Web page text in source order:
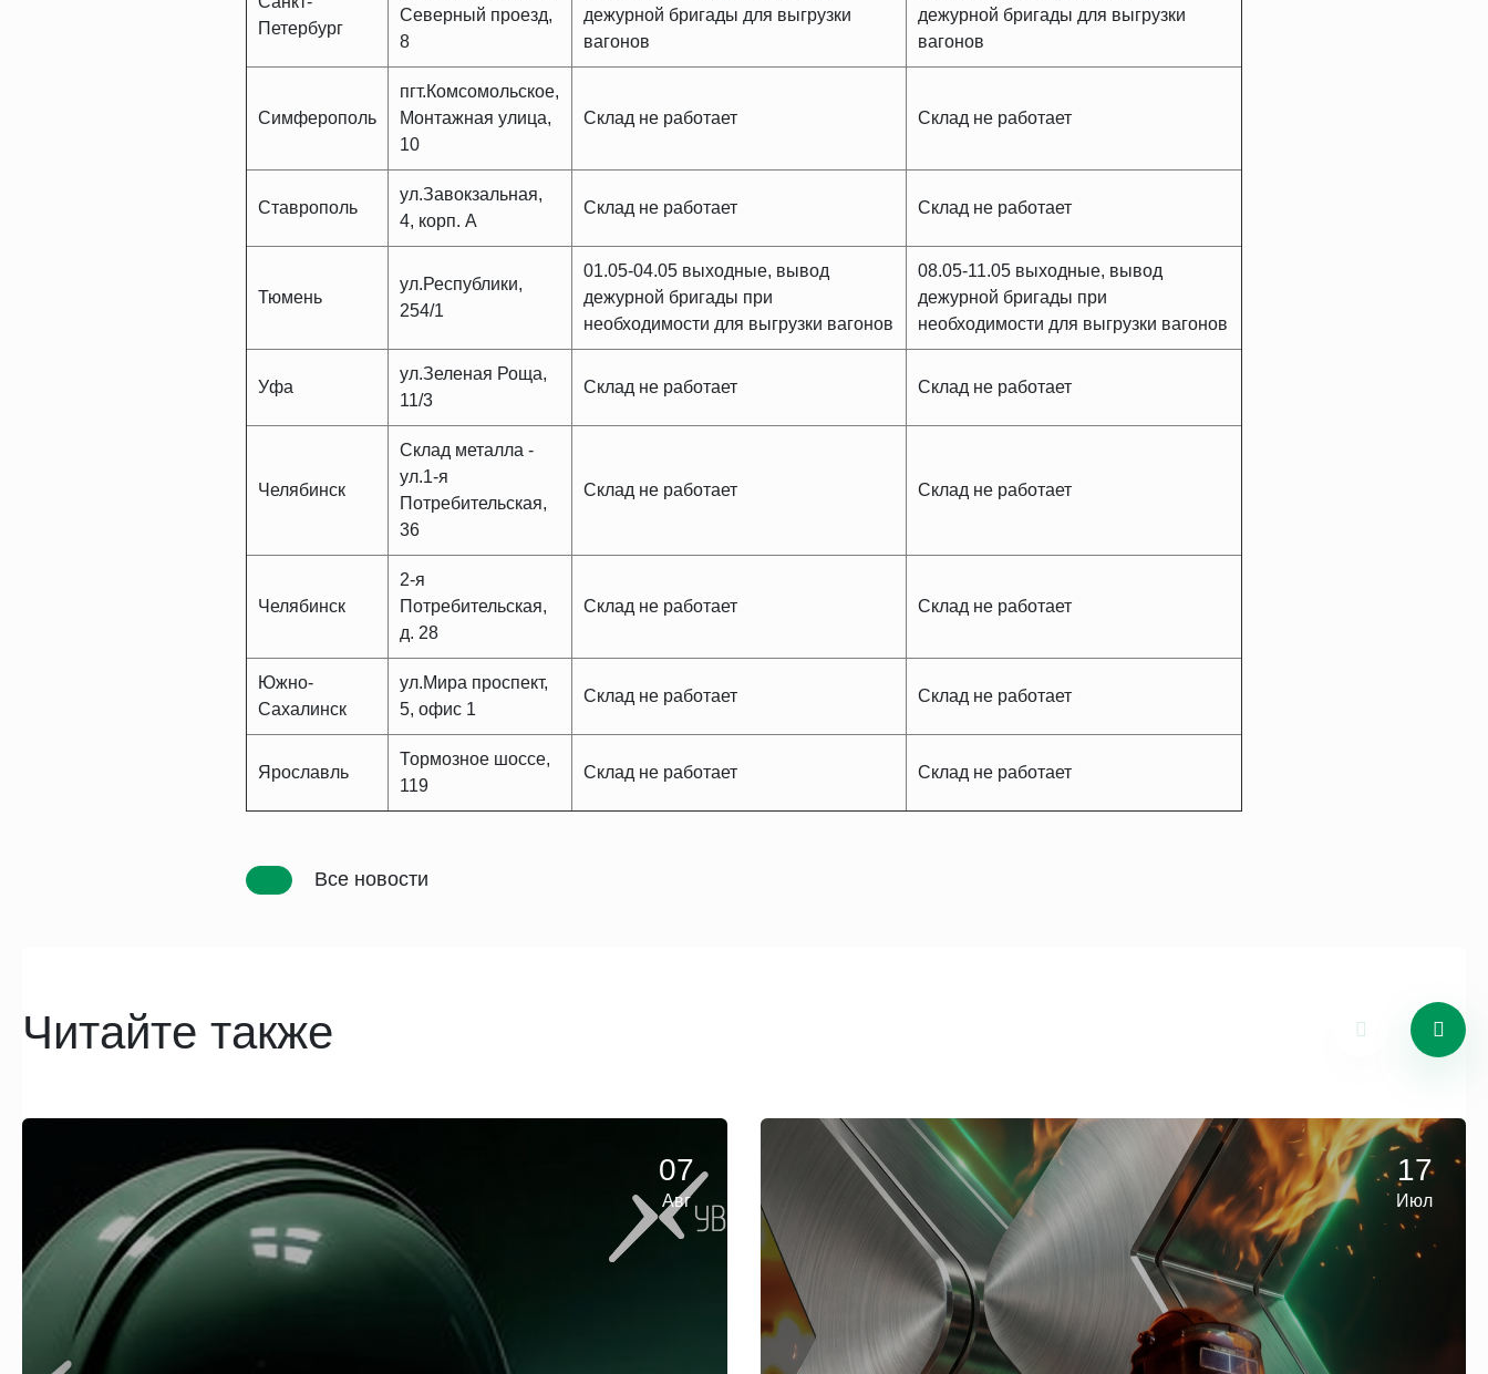
Петербург
Северный проезд,
8
дежурной бригады для выгрузки
вагонов
дежурной бригады для выгрузки
вагонов
Симферополь
пгт.Комсомольское,
Монтажная улица,
10
Склад не работает Склад не работает
Ставрополь
ул.Завокзальная,
4, корп. А
Склад не работает Склад не работает
Тюмень
ул.Республики,
254/1
01.05-04.05 выходные, вывод
дежурной бригады при
необходимости для выгрузки вагонов
08.05-11.05 выходные, вывод
дежурной бригады при
необходимости для выгрузки вагонов
Уфа
ул.Зеленая Роща,
11/3
Склад не работает Склад не работает
Челябинск
Склад металла -
ул.1-я
Потребительская,
36
Склад не работает Склад не работает
Челябинск
2-я
Потребительская,
д. 28
Склад не работает Склад не работает
Южно-
Сахалинск
ул.Мира проспект,
5, офис 1
Склад не работает Склад не работает
Ярославль
Тормозное шоссе,
119
Склад не работает Склад не работает
Все новости
Читайте также
07
Авг
17
Июл